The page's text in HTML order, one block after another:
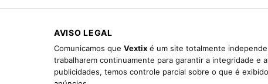
AVISO LEGAL
Comunicamos que Vextix é um site totalmente
trabalharem continuamente para garantir a integridade e
publicidades, temos controle parcial sobre o que é